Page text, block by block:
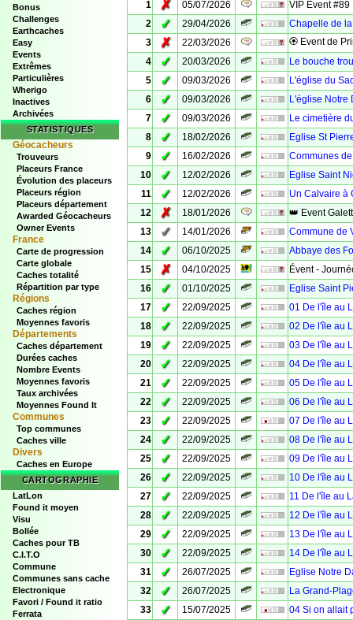
Bonus
Challenges
Earthcaches
Easy
Events
Extrêmes
Particulières
Wherigo
Inactives
Archivées
STATISTIQUES
Géocacheurs
Trouveurs
Placeurs France
Évolution des placeurs
Placeurs région
Placeurs département
Awarded Géocacheurs
Owner Events
France
Carte de progression
Carte globale
Caches totalité
Répartition par type
Régions
Caches région
Moyennes favoris
Départements
Caches département
Durées caches
Nombre Events
Moyennes favoris
Taux archivées
Moyennes Found It
Communes
Top communes
Caches ville
Divers
Caches en Europe
CARTOGRAPHIE
LatLon
Found it moyen
Visu
Bollée
Caches pour TB
C.I.T.O
Commune
Communes sans cache
Electronique
Favori / Found it ratio
Ferrata
1
✗ 05/07/2026
VIP Event #89
2
✓ 29/04/2026
Chapelle de
3
✗ 22/03/2026
🏵 Event de
4
✓ 20/03/2026
Le bouche
5
✓ 09/03/2026
L'église du
6
✓ 09/03/2026
L'église Notre
7
✓ 09/03/2026
Le cimetière
8
✓ 18/02/2026
Eglise St
9
✓ 16/02/2026
Communes
10
✓ 12/02/2026
Eglise Saint
11
✓ 12/02/2026
Un Calvaire à
12
✗ 18/01/2026
👑 Event
13
✓ 14/01/2026
Commune de
14
✓ 06/10/2025
Abbaye des
15
✗ 04/10/2025
Évent -
16
✓ 01/10/2025
Eglise Saint
17
✓ 22/09/2025
01 De l'île au
18
✓ 22/09/2025
02 De l'île au
19
✓ 22/09/2025
03 De l'île au
20
✓ 22/09/2025
04 De l'île au
21
✓ 22/09/2025
05 De l'île au
22
✓ 22/09/2025
06 De l'île au
23
✓ 22/09/2025
07 De l'île au
24
✓ 22/09/2025
08 De l'île au
25
✓ 22/09/2025
09 De l'île au
26
✓ 22/09/2025
10 De l'île au
27
✓ 22/09/2025
11 De l'île au
28
✓ 22/09/2025
12 De l'île au
29
✓ 22/09/2025
13 De l'île au
30
✓ 22/09/2025
14 De l'île au
31
✓ 26/07/2025
Eglise Notre
32
✓ 26/07/2025
La Grand-
33
✓ 15/07/2025
04 Si on allait